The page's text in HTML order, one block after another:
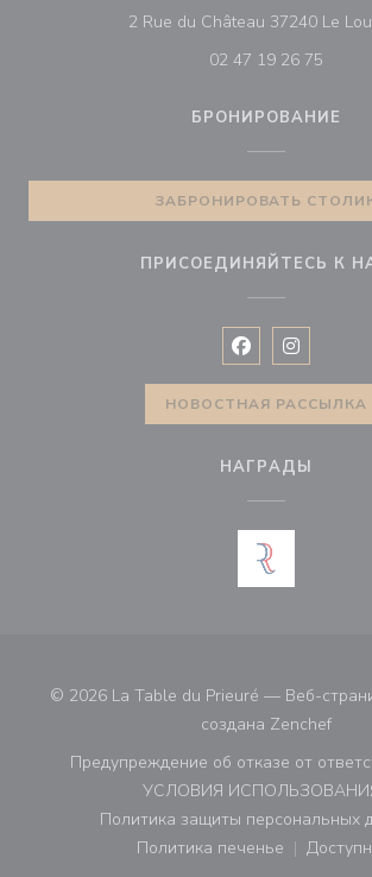
2 Rue du Château 37240 Le
02 47 19 26 75
БРОНИРОВАНИЕ
ЗАБРОНИРОВАТЬ
ПРИСОЕДИНЯЙТЕСЬ К
Facebook
НОВОСТНАЯ РАССЫЛКА
НАГРАДЫ
© 2026 La Table du Prieuré — Веб-
создана Zenchef
Предупреждение об отказе от
УСЛОВИЯ
Политика защиты персональных
Политика печенье
((открывается в